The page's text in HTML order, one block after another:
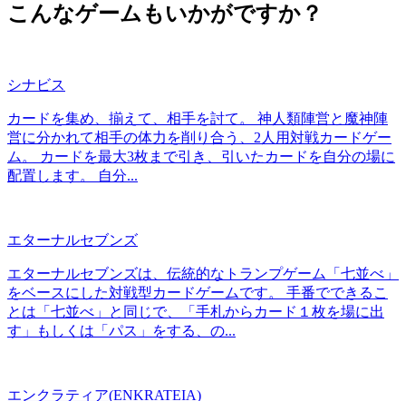
こんなゲームもいかがですか？
シナビス
カードを集め、揃えて、相手を討て。 神人類陣営と魔神陣
営に分かれて相手の体力を削り合う、2人用対戦カードゲー
ム。 カードを最大3枚まで引き、引いたカードを自分の場に
配置します。 自分...
エターナルセブンズ
エターナルセブンズは、伝統的なトランプゲーム「七並べ」
をベースにした対戦型カードゲームです。 手番でできるこ
とは「七並べ」と同じで、「手札からカード１枚を場に出
す」もしくは「パス」をする、の...
エンクラティア(ENKRATEIA)